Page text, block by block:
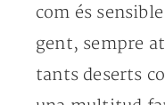
com és
gent, sempre
tants deserts